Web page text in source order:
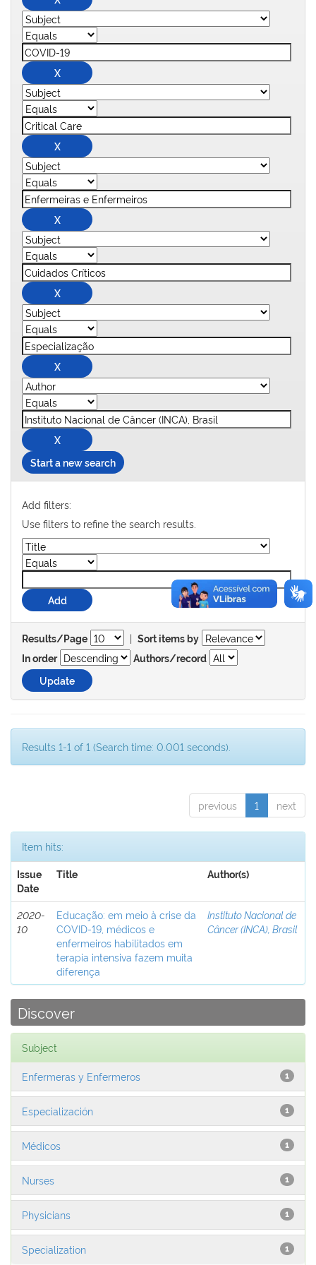
Start a new search
Add filters:
Use filters to refine the search results.
Results/Page | Sort items by
In order
Authors/record
Results 1-1 of 1 (Search time: 0.001 seconds).
previous 1 next
Item hits:
Issue
Date
Title Author(s)
2020-
10
Educação: em meio à crise da
COVID-19, médicos e
enfermeiros habilitados em
terapia intensiva fazem muita
diferença
Instituto Nacional de
Câncer (INCA), Brasil
Discover
Subject
1
Enfermeras y Enfermeros
1
Especialización
1
Médicos
1
Nurses
1
Physicians
1
Specialization